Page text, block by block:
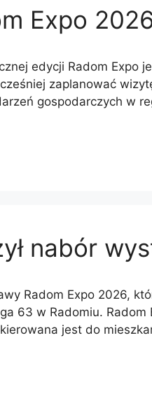
Expo
edycji Radom Expo
zaplanować
gospodarczych w
nabór
Radom Expo 2026,
63 w Radomiu.
jest do